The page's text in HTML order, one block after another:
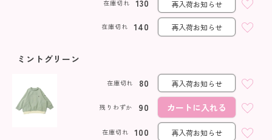
130
在庫切れ 再入荷お知らせ
140
在庫切れ 再入荷お知らせ
ミントグリーン
80
在庫切れ 再入荷お知らせ
90
残りわずか カートに入れる
100
在庫切れ 再入荷お知らせ